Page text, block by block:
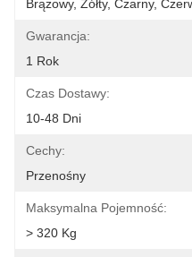
Brązowy, Żółty, Czarny,
Gwarancja:
1 Rok
Czas Dostawy:
10-48 Dni
Cechy:
Przenośny
Maksymalna Pojemność:
> 320 Kg